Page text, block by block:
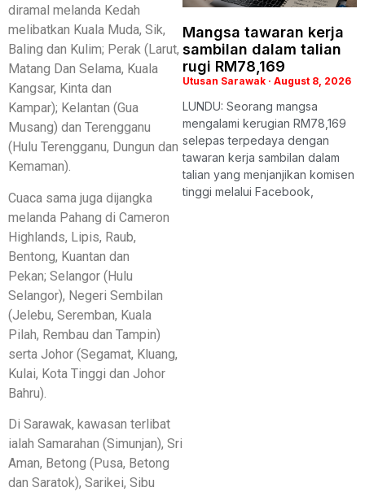
diramal melanda Kedah
melibatkan Kuala Muda, Sik,
Baling dan Kulim; Perak (Larut,
Matang Dan Selama, Kuala
Kangsar, Kinta dan
Kampar); Kelantan (Gua
Musang) dan Terengganu
(Hulu Terengganu, Dungun dan
Kemaman).
Cuaca sama juga dijangka
melanda Pahang di Cameron
Highlands, Lipis, Raub,
Bentong, Kuantan dan
Pekan; Selangor (Hulu
Selangor), Negeri Sembilan
(Jelebu, Seremban, Kuala
Pilah, Rembau dan Tampin)
serta Johor (Segamat, Kluang,
Kulai, Kota Tinggi dan Johor
Bahru).
Di Sarawak, kawasan terlibat
ialah Samarahan (Simunjan), Sri
Aman, Betong (Pusa, Betong
dan Saratok), Sarikei, Sibu
Mangsa tawaran kerja
sambilan dalam talian
rugi RM78,169
Utusan Sarawak August 8, 2026
LUNDU: Seorang mangsa
mengalami kerugian RM78,169
selepas terpedaya dengan
tawaran kerja sambilan dalam
talian yang menjanjikan komisen
tinggi melalui Facebook,